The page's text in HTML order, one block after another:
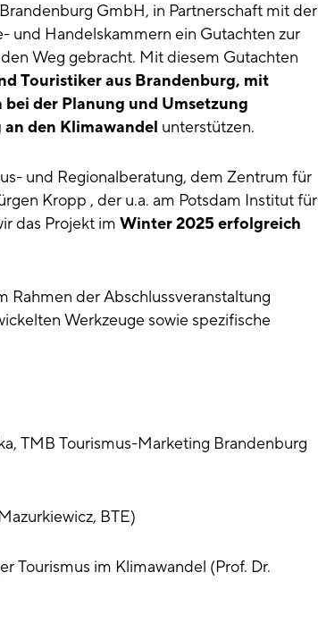
GmbH, in Partnerschaft mit der
und Handelskammern ein Gutachten zur
Weg gebracht. Mit diesem Gutachten
Touristiker aus Brandenburg, mit
der Planung und Umsetzung
den Klimawandel unterstützen.
und Regionalberatung, dem Zentrum für
Kropp , der u.a. am Potsdam Institut für
das Projekt im Winter 2025 erfolgreich
Rahmen der Abschlussveranstaltung
Werkzeuge sowie spezifische
TMB Tourismus-Marketing Brandenburg
BTE)
Tourismus im Klimawandel (Prof. Dr.